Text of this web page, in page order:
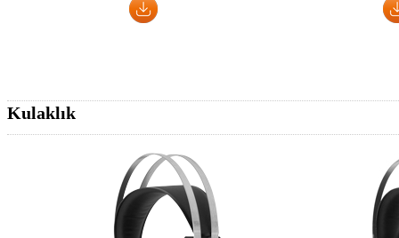
Kulaklık